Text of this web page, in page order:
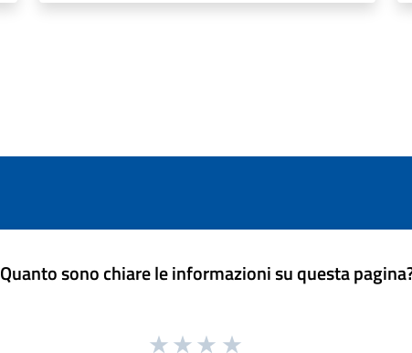
Quanto sono chiare le informazioni su questa